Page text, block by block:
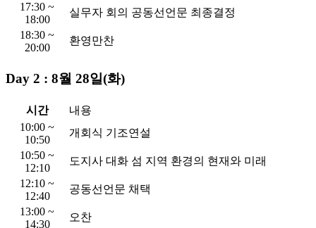
17:30 ~
18:00
실무자 회의 공동선언문 최종결정
18:30 ~
20:00
환영만찬
Day 2 : 8월 28일(화)
시간
내용
10:00 ~
10:50
개회식 기조연설
10:50 ~
12:10
도지사 대화 섬 지역 환경의 현재와 미래
12:10 ~
12:40
공동선언문 채택
13:00 ~
14:30
오찬